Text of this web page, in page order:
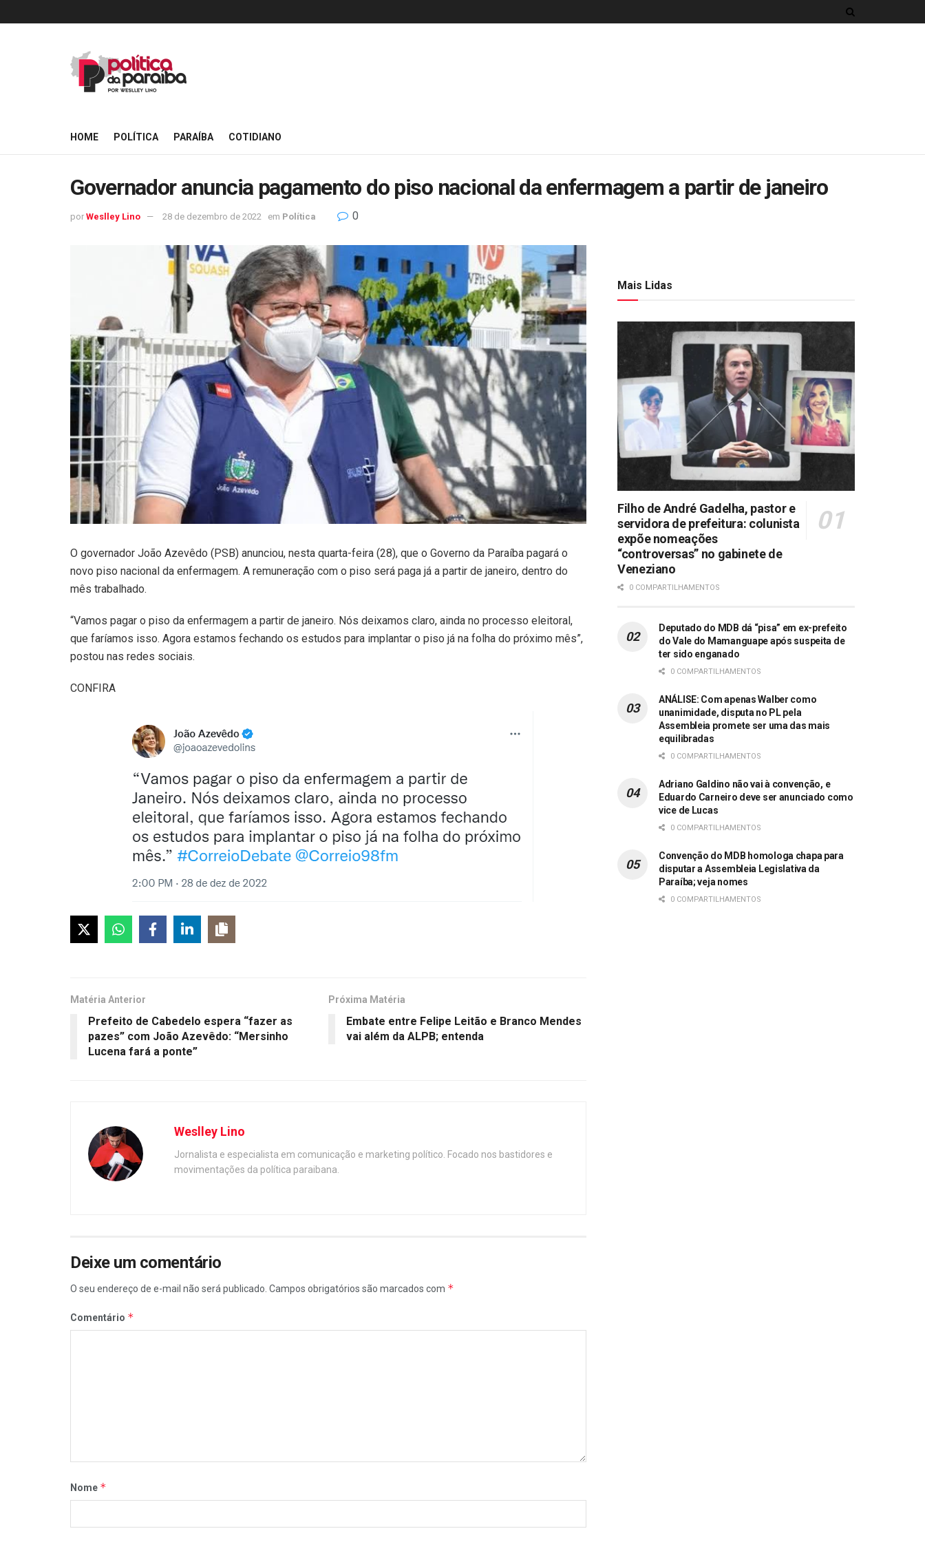
HOME POLÍTICA PARAÍBA COTIDIANO
Governador anuncia pagamento do piso nacional da enfermagem a partir de janeiro
por Weslley Lino 28 de dezembro de 2022 em Política 0
O governador João Azevêdo (PSB) anunciou, nesta quarta-feira (28), que o Governo da Paraíba pagará o
novo piso nacional da enfermagem. A remuneração com o piso será paga já a partir de janeiro, dentro do
mês trabalhado.
“Vamos pagar o piso da enfermagem a partir de janeiro. Nós deixamos claro, ainda no processo eleitoral,
que faríamos isso. Agora estamos fechando os estudos para implantar o piso já na folha do próximo mês”,
postou nas redes sociais.
CONFIRA
Matéria Anterior
Prefeito de Cabedelo espera “fazer as
pazes” com João Azevêdo: “Mersinho
Lucena fará a ponte”
Próxima Matéria
Embate entre Felipe Leitão e Branco Mendes
vai além da ALPB; entenda
Weslley Lino
Jornalista e especialista em comunicação e marketing político. Focado nos bastidores e
movimentações da política paraibana.
Deixe um comentário
O seu endereço de e-mail não será publicado. Campos obrigatórios são marcados com *
Comentário *
Nome *
Mais Lidas
Filho de André Gadelha, pastor e
servidora de prefeitura: colunista
expõe nomeações
“controversas” no gabinete de
Veneziano
0 COMPARTILHAMENTOS
Deputado do MDB dá “pisa” em ex-prefeito
do Vale do Mamanguape após suspeita de
ter sido enganado
0 COMPARTILHAMENTOS
ANÁLISE: Com apenas Walber como
unanimidade, disputa no PL pela
Assembleia promete ser uma das mais
equilibradas
0 COMPARTILHAMENTOS
Adriano Galdino não vai à convenção, e
Eduardo Carneiro deve ser anunciado como
vice de Lucas
0 COMPARTILHAMENTOS
Convenção do MDB homologa chapa para
disputar a Assembleia Legislativa da
Paraíba; veja nomes
0 COMPARTILHAMENTOS